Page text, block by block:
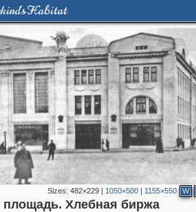
Habitat
Sizes: 482×229| 1050×500| 1155×550 W
площадь. Хлебная биржа
5,91613,198 520